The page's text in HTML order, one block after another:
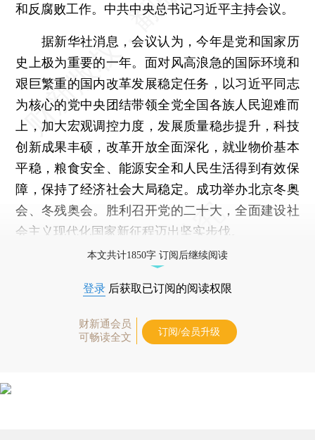
和反腐败工作。中共中央总书记习近平主持会议。
据新华社消息，会议认为，今年是党和国家历
史上极为重要的一年。面对风高浪急的国际环境和
艰巨繁重的国内改革发展稳定任务，以习近平同志
为核心的党中央团结带领全党全国各族人民迎难而
上，加大宏观调控力度，发展质量稳步提升，科技
创新成果丰硕，改革开放全面深化，就业物价基本
平稳，粮食安全、能源安全和人民生活得到有效保
障，保持了经济社会大局稳定。成功举办北京冬奥
会、冬残奥会。胜利召开党的二十大，全面建设社
会主义现代化国家新征程迈出坚实步伐。
本文共计1850字 订阅后继续阅读
登录 后获取已订阅的阅读权限
财新通会员
可畅读全文
订阅/会员升级